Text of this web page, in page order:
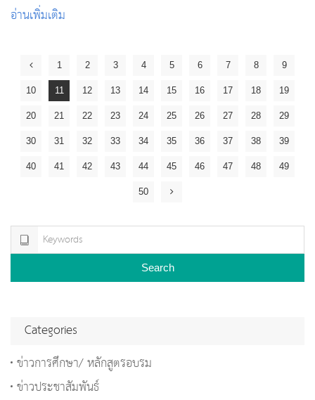
อ่านเพิ่มเติม
1 2 3 4 5 6 7 8 9
10 11 12 13 14 15 16 17 18 19
20 21 22 23 24 25 26 27 28 29
30 31 32 33 34 35 36 37 38 39
40 41 42 43 44 45 46 47 48 49
50
Search
Categories
ข่าวการศึกษา/ หลักสูตรอบรม
ข่าวประชาสัมพันธ์